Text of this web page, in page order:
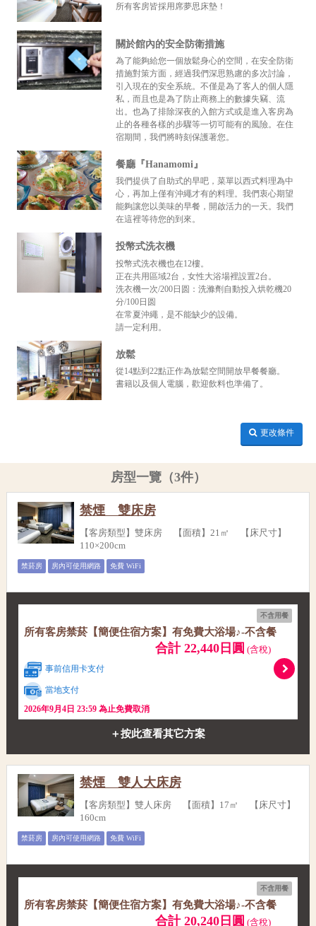
所有客房皆採用席夢思床墊！
關於館內的安全防衛措施
為了能夠給您一個放鬆身心的空間，在安全防衛
措施對策方面，經過我們深思熟慮的多次討論，
引入現在的安全系統。不僅是為了客人的個人隱
私，而且也是為了防止商務上的數據失竊、流
出。也為了排除深夜的入館方式或是進入客房為
止的各種各樣的步驟等一切可能有的風險。在住
宿期間，我們將時刻保護著您。
餐廳『Hanamomi』
我們提供了自助式的早吧，菜單以西式料理為中
心，再加上僅有沖繩才有的料理。我們衷心期望
能夠讓您以美味的早餐，開啟活力的一天。我們
在這裡等待您的到來。
投幣式洗衣機
投幣式洗衣機也在12樓。
正在共用區域2台，女性大浴場裡設置2台。
洗衣機一次/200日圆：洗滌劑自動投入烘乾機20
分/100日圆
在常夏沖繩，是不能缺少的設備。
請一定利用。
放鬆
從14點到22點正作為放鬆空間開放早餐餐廳。
書籍以及個人電腦，歡迎飲料也準備了。
更改條件
房型一覽（3件）
禁煙 雙床房
【客房類型】雙床房 【面積】21㎡ 【床尺寸】
110×200cm
禁菸房 房內可使用網路 免費 WiFi
不含用餐
所有客房禁菸【簡便住宿方案】有免費大浴場♪-不含餐
合計 22,440日圓 (含稅)
事前信用卡支付
當地支付
2026年9月4日 23:59 為止免費取消
＋按此查看其它方案
禁煙 雙人大床房
【客房類型】雙人床房 【面積】17㎡ 【床尺寸】
160cm
禁菸房 房內可使用網路 免費 WiFi
不含用餐
所有客房禁菸【簡便住宿方案】有免費大浴場♪-不含餐
合計 20,240日圓 (含稅)